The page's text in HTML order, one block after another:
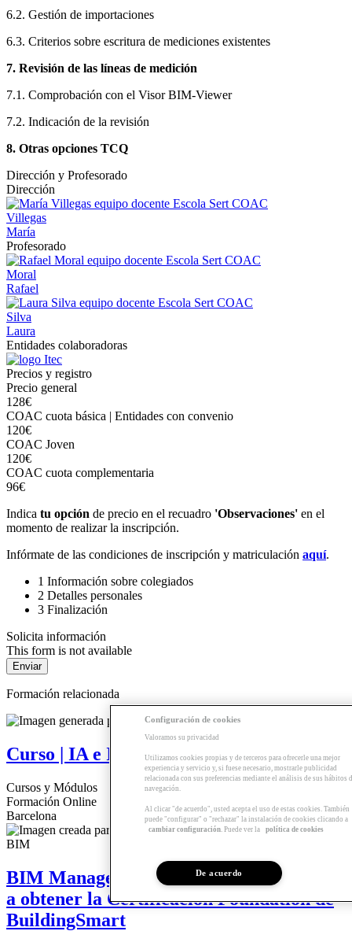
6.2. Gestión de importaciones
6.3. Criterios sobre escritura de mediciones existentes
7. Revisión de las líneas de medición
7.1. Comprobación con el Visor BIM-Viewer
7.2. Indicación de la revisión
8. Otras opciones TCQ
Dirección y Profesorado
Dirección
Villegas
María
Profesorado
Moral
Rafael
Silva
Laura
Entidades colaboradoras
Precios y registro
Precio general
128€
COAC cuota básica | Entidades con convenio
120€
COAC Joven
120€
COAC cuota complementaria
96€
Indica tu opción de precio en el recuadro 'Observaciones' en el
momento de realizar la inscripción.
Infórmate de las condiciones de inscripción y matriculación aquí.
1 Información sobre colegiados
2 Detalles personales
3 Finalización
Solicita información
This form is not available
Formación relacionada
Curso | IA e Imagen generativa
Cursos y Módulos
Formación Online
Barcelona
BIM Management | Módulo para acceder
a obtener la Certificación Foundation de
BuildingSmart
Configuración de cookies
Valoramos su privacidad
Utilizamos cookies propias y de terceros para ofrecerle una mejor
experiencia y servicio y, si fuese necesario, mostrarle publicidad
relacionada con sus preferencias mediante el análisis de sus hábitos
navegación.
Al clicar "de acuerdo", usted acepta el uso de estas cookies. También
puede "configurar" o "rechazar" la instalación de cookies clicando a
cambiar configuración. Puede ver la política de cookies
De acuerdo